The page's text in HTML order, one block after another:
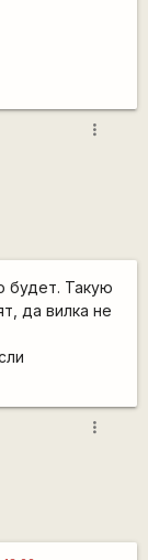
more_vert
будет. Такую
да вилка не
more_vert